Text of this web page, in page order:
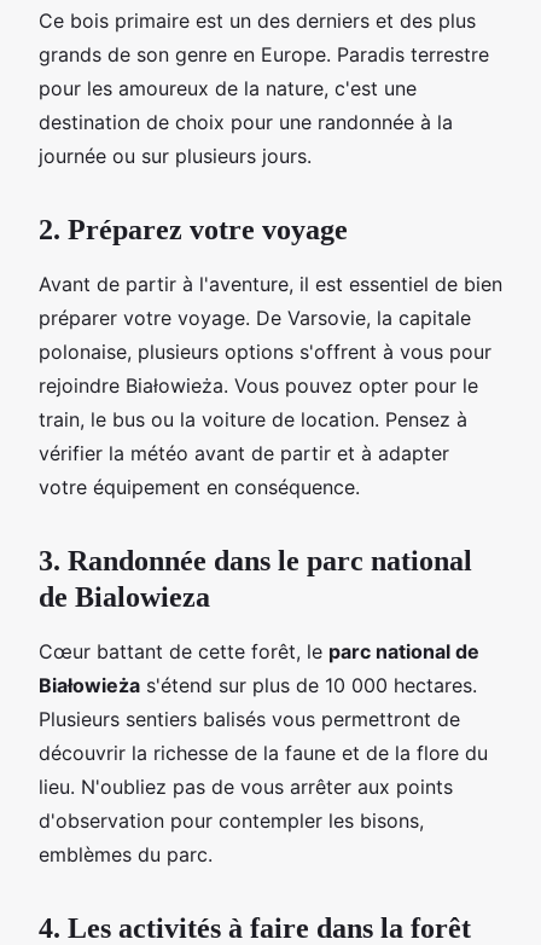
Ce bois primaire est un des derniers et des plus
grands de son genre en Europe. Paradis terrestre
pour les amoureux de la nature, c'est une
destination de choix pour une randonnée à la
journée ou sur plusieurs jours.
2. Préparez votre voyage
Avant de partir à l'aventure, il est essentiel de bien
préparer votre voyage. De Varsovie, la capitale
polonaise, plusieurs options s'offrent à vous pour
rejoindre Białowieża. Vous pouvez opter pour le
train, le bus ou la voiture de location. Pensez à
vérifier la météo avant de partir et à adapter
votre équipement en conséquence.
3. Randonnée dans le parc national
de Bialowieza
Cœur battant de cette forêt, le parc national de
Białowieża s'étend sur plus de 10 000 hectares.
Plusieurs sentiers balisés vous permettront de
découvrir la richesse de la faune et de la flore du
lieu. N'oubliez pas de vous arrêter aux points
d'observation pour contempler les bisons,
emblèmes du parc.
4. Les activités à faire dans la forêt